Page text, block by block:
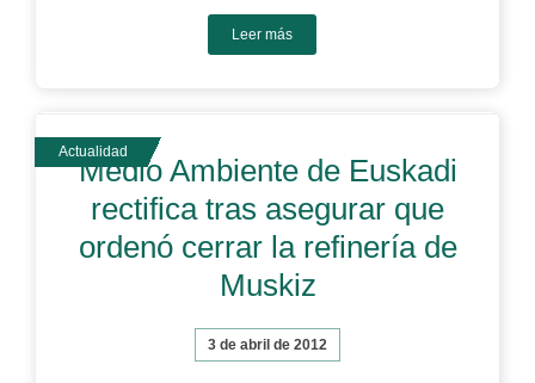
Leer más
Medio Ambiente de Euskadi
rectifica tras asegurar que
ordenó cerrar la refinería de
Muskiz
3 de abril de 2012